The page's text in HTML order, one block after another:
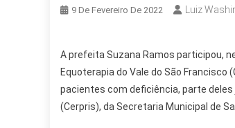
9 De Fevereiro De 2022 Luiz
A prefeita Suzana Ramos participou,
Equoterapia do Vale do São
pacientes com deficiência, parte deles
(Cerpris), da Secretaria Municipal de